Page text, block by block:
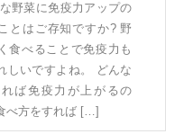
野菜に免疫力アップの
とはご存知ですか? 野
食べることで免疫力も
しいですよね。 どんな
ば免疫力が上がるの
べ方をすれば […]